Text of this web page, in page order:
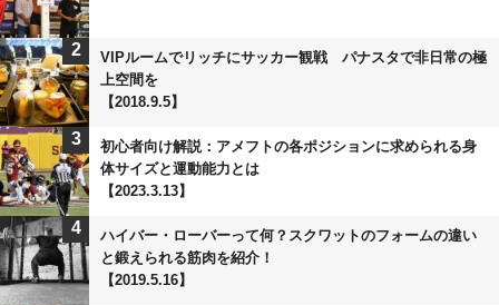
2
VIPルームでリッチにサッカー観戦 パナスタで非日常の極
上空間を
【2018.9.5】
3
初心者向け解説：アメフトの各ポジションに求められる身
体サイズと運動能力とは
【2023.3.13】
4
ハイバー・ローバーって何？スクワットのフォームの違い
と鍛えられる筋肉を紹介！
【2019.5.16】